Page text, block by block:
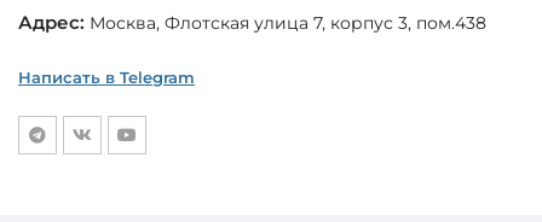
Адрес: Москва, Флотская улица 7, корпус 3, пом.438
Написать в Telegram